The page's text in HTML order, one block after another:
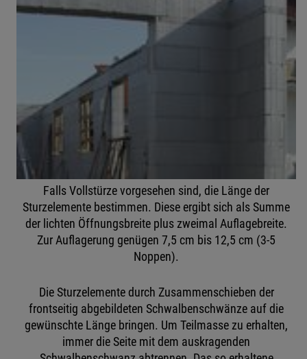
Falls Vollstürze vorgesehen sind, die Länge der
Sturzelemente bestimmen. Diese ergibt sich als Summe
der lichten Öffnungsbreite plus zweimal Auflagebreite.
Zur Auflagerung genügen 7,5 cm bis 12,5 cm (3-5
Noppen).
Die Sturzelemente durch Zusammenschieben der
frontseitig abgebildeten Schwalbenschwänze auf die
gewünschte Länge bringen. Um Teilmasse zu erhalten,
immer die Seite mit dem auskragenden